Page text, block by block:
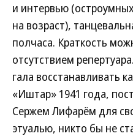
и интервью
на возраст),
полчаса. Краткость
отсутствием
гала восстанавливать
«Иштар» 1941 года,
Сержем Лифарём для
этуалью, никто бы не